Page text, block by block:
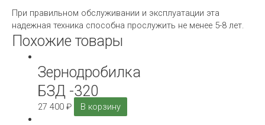
При правильном обслуживании и эксплуатации эта
надежная техника способна прослужить не менее 5-8 лет.
Похожие товары
Зернодробилка
БЗД -320
27 400 ₽ В корзину